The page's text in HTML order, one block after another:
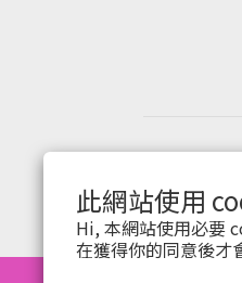
此網站使用
Hi, 本網站使用必要
在獲得你的同意後才